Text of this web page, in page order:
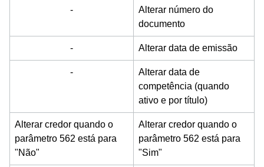
-
Alterar número do
documento
- Alterar data de emissão
-
Alterar data de
competência (quando
ativo e por título)
Alterar credor quando o
parâmetro 562 está para
"Não"
Alterar credor quando o
parâmetro 562 está para
"Sim"